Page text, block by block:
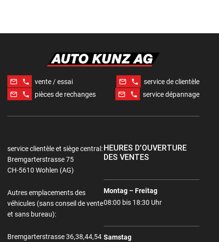
mail_outline phone vente / essai mail_outline phone
service de clientèle
mail_outline
phone pièces de rechanges mail_outline phone service dépannage
service clientèle et siège central:
Bremgarterstrasse 75
CH-5610 Wohlen (AG)
Autres emplacements des
véhicules (sans conseil de vente
et sans bureau):
Bremgarterstrasse 36,38,44,54
HEURES D’OUVERTURE
DES VENTES
Montag – Freitag
08:00 bis 18:30 Uhr
Samstag